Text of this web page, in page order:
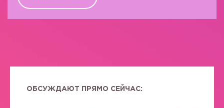
ОБСУЖДАЮТ ПРЯМО СЕЙЧАС: